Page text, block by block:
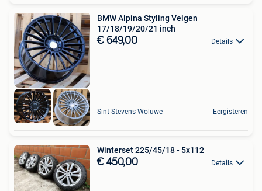
BMW Alpina Styling Velgen
17/18/19/20/21 inch
€ 649,00 Details
Sint-Stevens-Woluwe Eergisteren
Winterset 225/45/18 - 5x112
€ 450,00 Details